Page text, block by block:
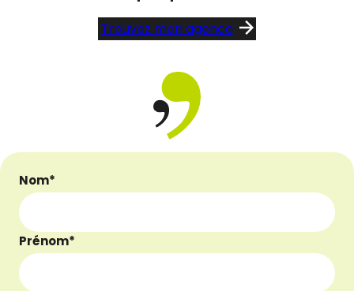
Trouvez mon agence
Nom*
Prénom*